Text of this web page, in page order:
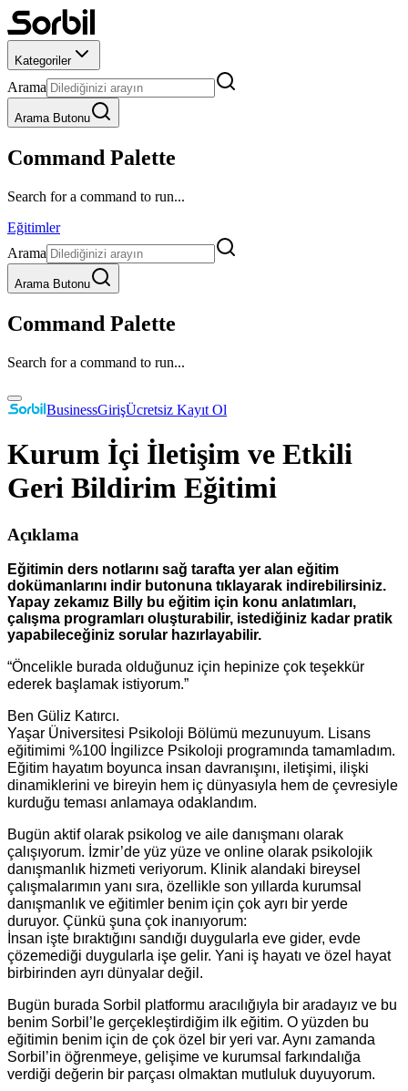
Kategoriler
Arama
Arama Butonu
Command Palette
Search for a command to run...
Eğitimler
Arama
Arama Butonu
Command Palette
Search for a command to run...
BusinessGirişÜcretsiz Kayıt Ol
Kurum İçi İletişim ve Etkili
Geri Bildirim Eğitimi
Açıklama
Eğitimin ders notlarını sağ tarafta yer alan eğitim
dokümanlarını indir butonuna tıklayarak indirebilirsiniz.
Yapay zekamız Billy bu eğitim için konu anlatımları,
çalışma programları oluşturabilir, istediğiniz kadar pratik
yapabileceğiniz sorular hazırlayabilir.
“Öncelikle burada olduğunuz için hepinize çok teşekkür
ederek başlamak istiyorum.”
Ben Güliz Katırcı.
Yaşar Üniversitesi Psikoloji Bölümü mezunuyum. Lisans
eğitimimi %100 İngilizce Psikoloji programında tamamladım.
Eğitim hayatım boyunca insan davranışını, iletişimi, ilişki
dinamiklerini ve bireyin hem iç dünyasıyla hem de çevresiyle
kurduğu teması anlamaya odaklandım.
Bugün aktif olarak psikolog ve aile danışmanı olarak
çalışıyorum. İzmir’de yüz yüze ve online olarak psikolojik
danışmanlık hizmeti veriyorum. Klinik alandaki bireysel
çalışmalarımın yanı sıra, özellikle son yıllarda kurumsal
danışmanlık ve eğitimler benim için çok ayrı bir yerde
duruyor. Çünkü şuna çok inanıyorum:
İnsan işte bıraktığını sandığı duygularla eve gider, evde
çözemediği duygularla işe gelir. Yani iş hayatı ve özel hayat
birbirinden ayrı dünyalar değil.
Bugün burada Sorbil platformu aracılığıyla bir aradayız ve bu
benim Sorbil’le gerçekleştirdiğim ilk eğitim. O yüzden bu
eğitimin benim için de çok özel bir yeri var. Aynı zamanda
Sorbil’in öğrenmeye, gelişime ve kurumsal farkındalığa
verdiği değerin bir parçası olmaktan mutluluk duyuyorum.